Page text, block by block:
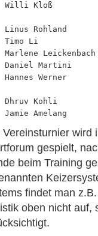
Willi Kloß
Linus Rohland
Timo Li
Marlene
Daniel Martini
Hannes Werner
Dhruv Kohli
Jamie Amelang
Vereinsturnier wird
gespielt,
beim Training
findet man
oben nicht auf,